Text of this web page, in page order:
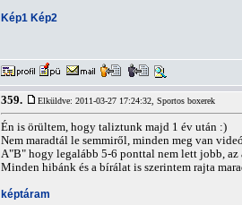
Kép1 Kép2
359. Elküldve: 2011-03-27 17:24:32, Sportos boxerek
Én is örültem, hogy taliztunk majd 1 év után :)
Nem maradtál le semmiről, minden meg van
A"B" hogy legalább 5-6 ponttal nem lett jobb, az
Minden hibánk és a bírálat is szerintem rajta
képtáram